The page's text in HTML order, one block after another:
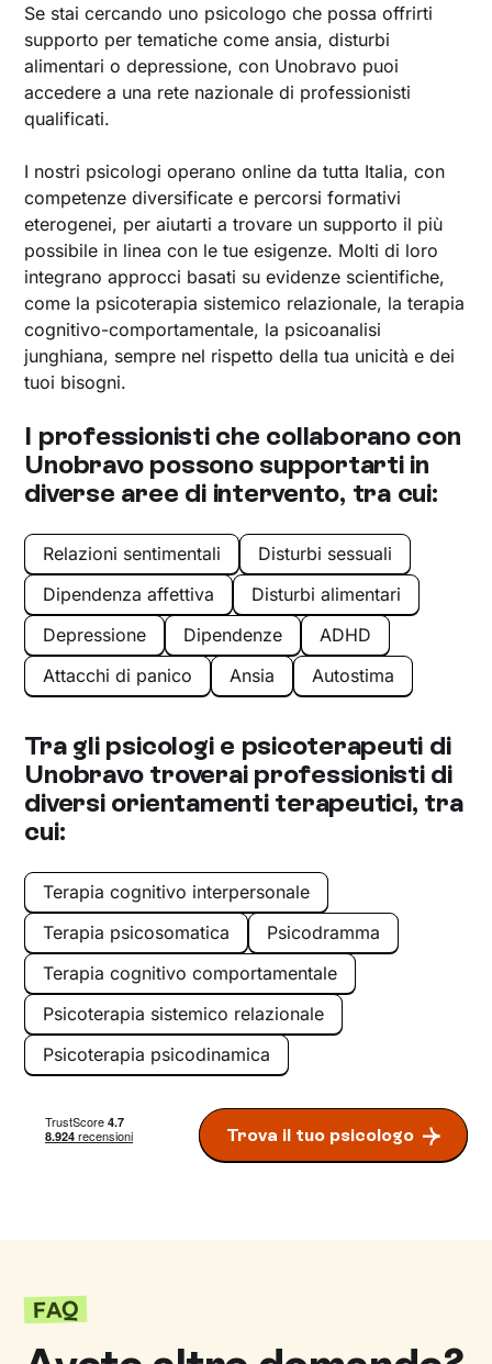
Se stai cercando uno psicologo che possa offrirti
supporto per tematiche come ansia, disturbi
alimentari o depressione, con Unobravo puoi
accedere a una rete nazionale di professionisti
qualificati.
I nostri psicologi operano online da tutta Italia, con
competenze diversificate e percorsi formativi
eterogenei, per aiutarti a trovare un supporto il più
possibile in linea con le tue esigenze. Molti di loro
integrano approcci basati su evidenze scientifiche,
come la psicoterapia sistemico relazionale, la terapia
cognitivo-comportamentale, la psicoanalisi
junghiana, sempre nel rispetto della tua unicità e dei
tuoi bisogni.
I professionisti che collaborano con
Unobravo possono supportarti in
diverse aree di intervento, tra cui:
Relazioni sentimentali
Disturbi sessuali
Dipendenza affettiva
Disturbi alimentari
Depressione
Dipendenze
ADHD
Attacchi di panico
Ansia Autostima
Tra gli psicologi e psicoterapeuti di
Unobravo troverai professionisti di
diversi orientamenti terapeutici, tra
cui:
Terapia cognitivo interpersonale
Terapia psicosomatica
Psicodramma
Terapia cognitivo comportamentale
Psicoterapia sistemico relazionale
Psicoterapia psicodinamica
Trova il tuo psicologo
FAQ